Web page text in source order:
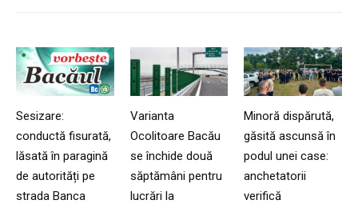
Sesizare:
conductă fisurată,
lăsată în paragină
de autorități pe
strada Banca
Varianta
Ocolitoare Bacău
se închide două
săptămâni pentru
lucrări la
Minoră dispărută,
găsită ascunsă în
podul unei case:
anchetatorii
verifică